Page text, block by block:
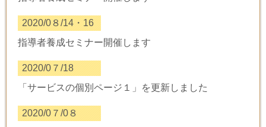
2020/0８/14・16
指導者養成セミナー開催します
2020/0７/18
「サービスの個別ページ１」を更新しました
2020/0７/0８